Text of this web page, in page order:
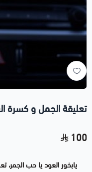
تعليقة الجمل و كسرة
100
يابخور العود يا حب الجمر،